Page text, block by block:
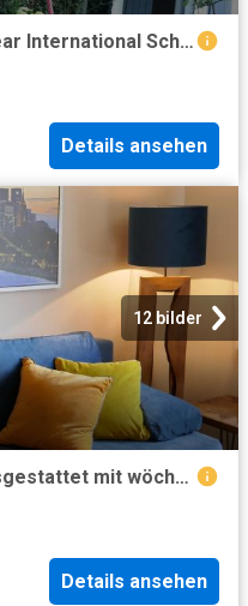
Nice and cute apartement near International School Frankfurt
Details ansehen
12 bilder
Apartment Frankfurt voll ausgestattet mit wöchentlicher Reinigung fully equipted apartment incl. weekly cleaning
Details ansehen